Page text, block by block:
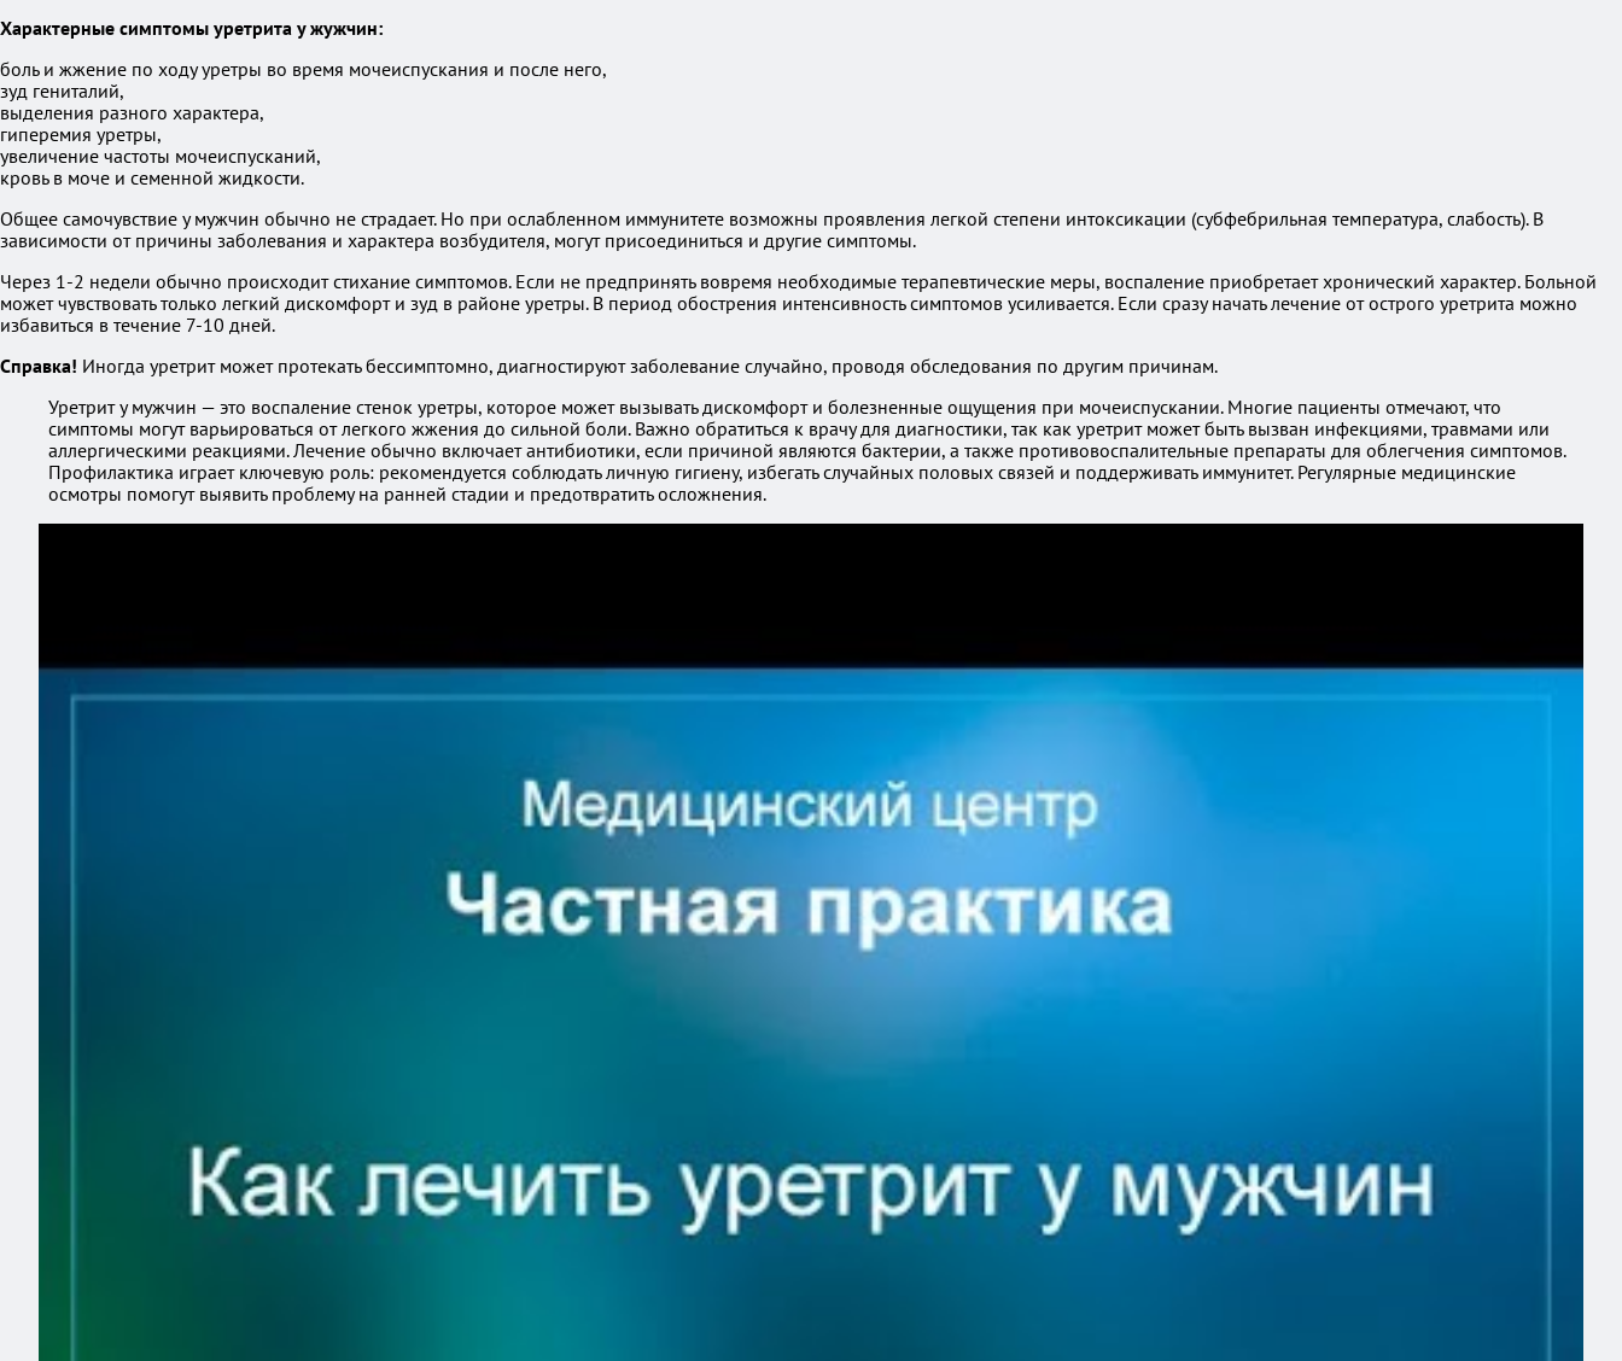
Характерные симптомы уретрита у жужчин:
боль и жжение по ходу уретры во время мочеиспускания и после него,
зуд гениталий,
выделения разного характера,
гиперемия уретры,
увеличение частоты мочеиспусканий,
кровь в моче и семенной жидкости.
Общее самочувствие у мужчин обычно не страдает. Но при ослабленном иммунитете возможны проявления легкой степени интоксикации (субфебрильная температура, слабость). В
зависимости от причины заболевания и характера возбудителя, могут присоединиться и другие симптомы.
Через 1-2 недели обычно происходит стихание симптомов. Если не предпринять вовремя необходимые терапевтические меры, воспаление приобретает хронический характер. Больной
может чувствовать только легкий дискомфорт и зуд в районе уретры. В период обострения интенсивность симптомов усиливается. Если сразу начать лечение от острого уретрита можно
избавиться в течение 7-10 дней.
Справка! Иногда уретрит может протекать бессимптомно, диагностируют заболевание случайно, проводя обследования по другим причинам.
Уретрит у мужчин — это воспаление стенок уретры, которое может вызывать дискомфорт и болезненные ощущения при мочеиспускании. Многие пациенты отмечают, что
симптомы могут варьироваться от легкого жжения до сильной боли. Важно обратиться к врачу для диагностики, так как уретрит может быть вызван инфекциями, травмами или
аллергическими реакциями. Лечение обычно включает антибиотики, если причиной являются бактерии, а также противовоспалительные препараты для облегчения симптомов.
Профилактика играет ключевую роль: рекомендуется соблюдать личную гигиену, избегать случайных половых связей и поддерживать иммунитет. Регулярные медицинские
осмотры помогут выявить проблему на ранней стадии и предотвратить осложнения.